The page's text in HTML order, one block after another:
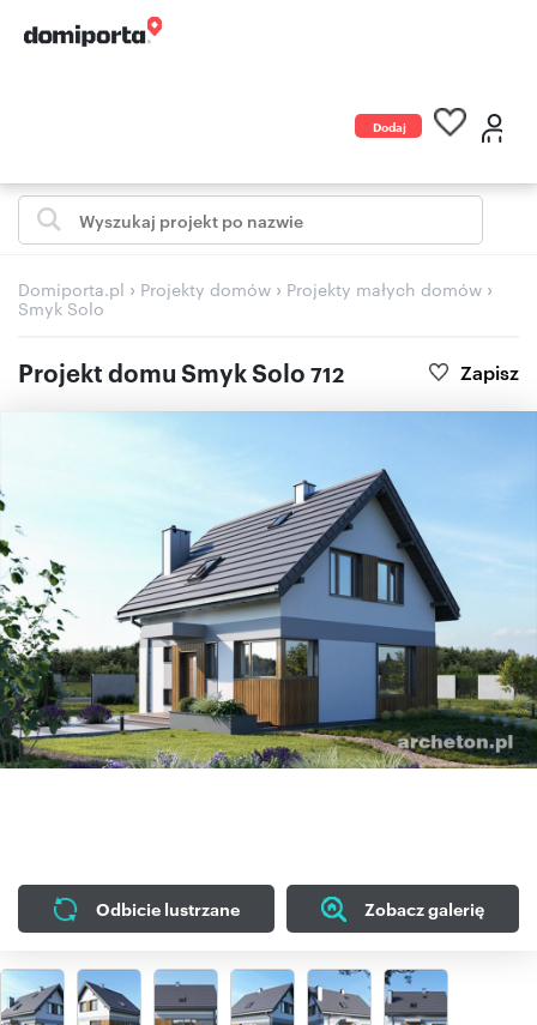
Dodaj
Domiporta.pl › Projekty domów › Projekty małych domów ›
Smyk Solo
Projekt domu Smyk Solo 712 Zapisz
Odbicie lustrzane Zobacz galerię